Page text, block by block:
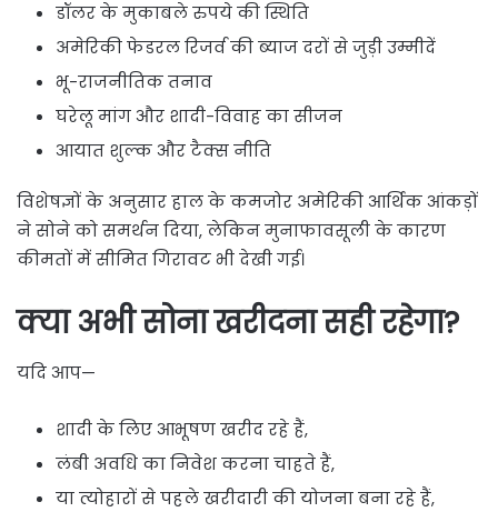
डॉलर के मुकाबले रुपये की स्थिति
अमेरिकी फेडरल रिजर्व की ब्याज दरों से जुड़ी उम्मीदें
भू-राजनीतिक तनाव
घरेलू मांग और शादी-विवाह का सीजन
आयात शुल्क और टैक्स नीति
विशेषज्ञों के अनुसार हाल के कमजोर अमेरिकी आर्थिक आंकड़ों
ने सोने को समर्थन दिया, लेकिन मुनाफावसूली के कारण
कीमतों में सीमित गिरावट भी देखी गई।
क्या अभी सोना खरीदना सही रहेगा?
यदि आप—
शादी के लिए आभूषण खरीद रहे हैं,
लंबी अवधि का निवेश करना चाहते हैं,
या त्योहारों से पहले खरीदारी की योजना बना रहे हैं,